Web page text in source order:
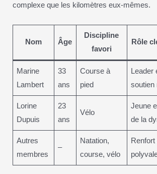
complexe que les kilomètres eux-mêmes.
Nom Âge
Discipline
favori
Rôle
Marine
Lambert
33
ans
Course à
pied
Leader
soutien
Lorine
Dupuis
23
ans
Vélo
Jeune
de la
Autres
membres
–
Natation,
course, vélo